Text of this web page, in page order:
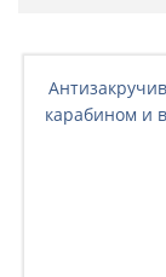
карабином и